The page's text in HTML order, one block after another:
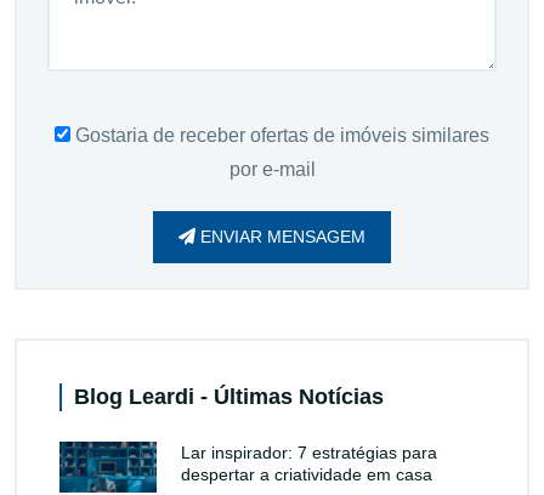
Gostaria de receber ofertas de imóveis similares
por e-mail
ENVIAR MENSAGEM
Blog Leardi - Últimas Notícias
Lar inspirador: 7 estratégias para
despertar a criatividade em casa